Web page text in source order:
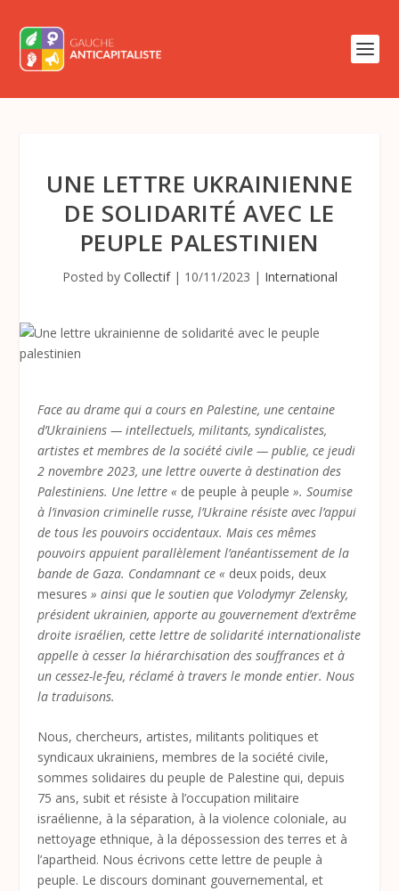
UNE LETTRE UKRAINIENNE
DE SOLIDARITÉ AVEC LE
PEUPLE PALESTINIEN
Posted by Collectif| 10/11/2023 | International
Face au drame qui a cours en Palestine, une centaine
d’Ukrainiens — intellectuels, militants, syndicalistes,
artistes et membres de la société civile — publie, ce jeudi
2 novembre 2023, une lettre ouverte à destination des
Palestiniens. Une lettre « de peuple à peuple ». Soumise
à l’invasion criminelle russe, l’Ukraine résiste avec l’appui
de tous les pouvoirs occidentaux. Mais ces mêmes
pouvoirs appuient parallèlement l’anéantissement de la
bande de Gaza. Condamnant ce « deux poids, deux
mesures » ainsi que le soutien que Volodymyr Zelensky,
président ukrainien, apporte au gouvernement d’extrême
droite israélien, cette lettre de solidarité internationaliste
appelle à cesser la hiérarchisation des souffrances et à
un cessez-le-feu, réclamé à travers le monde entier. Nous
la traduisons.
Nous, chercheurs, artistes, militants politiques et
syndicaux ukrainiens, membres de la société civile,
sommes solidaires du peuple de Palestine qui, depuis
75 ans, subit et résiste à l’occupation militaire
israélienne, à la séparation, à la violence coloniale, au
nettoyage ethnique, à la dépossession des terres et à
l’apartheid. Nous écrivons cette lettre de peuple à
peuple. Le discours dominant gouvernemental, et